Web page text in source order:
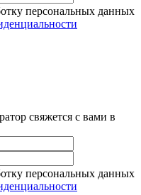
персональных данных
свяжется с вами в
персональных данных